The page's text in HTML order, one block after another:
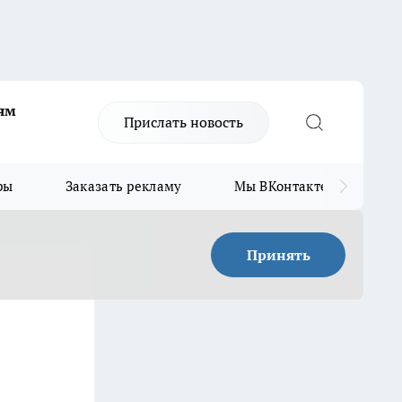
Прислать новость
Заказать рекламу Мы ВКонтакте
Принять